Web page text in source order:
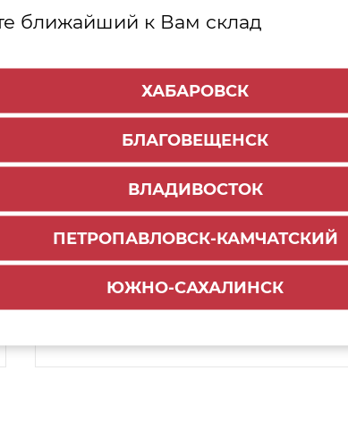
ближайший к Вам склад
ХАБАРОВСК
БЛАГОВЕЩЕНСК
ВЛАДИВОСТОК
ПЕТРОПАВЛОВСК-КАМЧАТСКИЙ
ЮЖНО-САХАЛИНСК
По городу:1000 руб.
Самовывоз:ул. Мухина 150